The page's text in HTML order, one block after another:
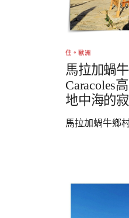
住。歐洲
馬拉加蝸
Caracoles
地中海的
馬拉加蝸牛鄉